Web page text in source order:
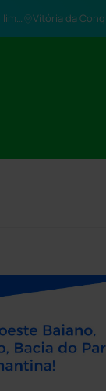
Principalmente limpo Vitória da